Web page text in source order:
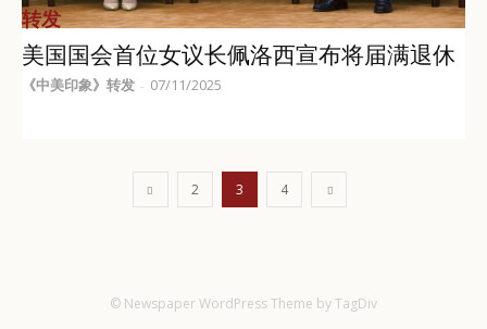
转发
美国国会首位女议长佩洛西宣布将届满退休
《中美印象》转发 - 07/11/2025
2 3 4
© Newspaper WordPress Theme by TagDiv